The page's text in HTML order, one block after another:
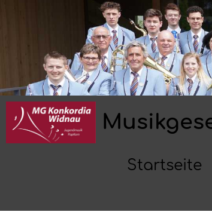
Startseite